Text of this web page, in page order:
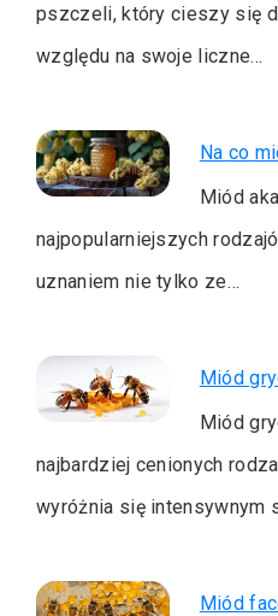
pszczeli, który cieszy się
względu na swoje liczne…
Na co
Miód
najpopularniejszych
uznaniem nie tylko ze…
Miód
Miód
najbardziej cenionych
wyróżnia się intensywnym
Miód